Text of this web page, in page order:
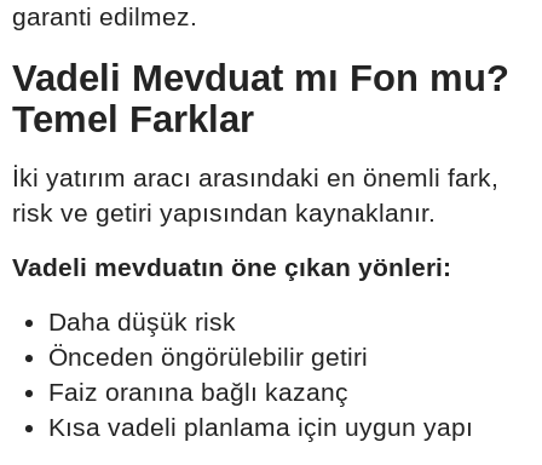
garanti edilmez.
Vadeli Mevduat mı Fon mu?
Temel Farklar
İki yatırım aracı arasındaki en önemli fark,
risk ve getiri yapısından kaynaklanır.
Vadeli mevduatın öne çıkan yönleri:
Daha düşük risk
Önceden öngörülebilir getiri
Faiz oranına bağlı kazanç
Kısa vadeli planlama için uygun yapı